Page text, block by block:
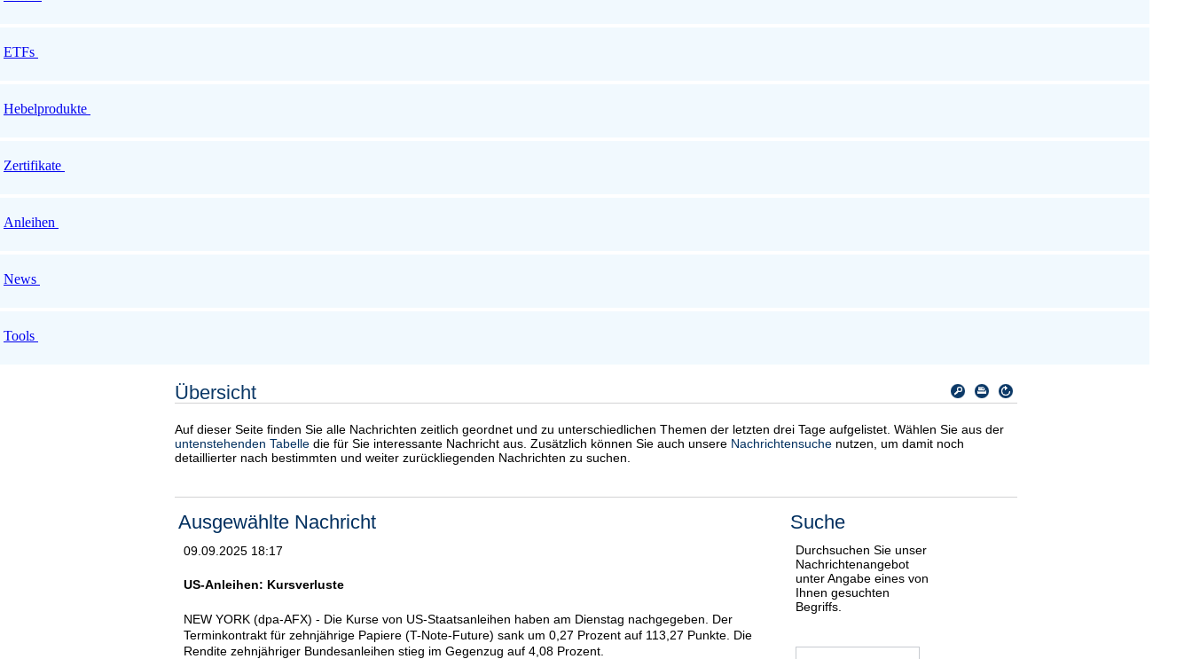
ETFs
Hebelprodukte
Zertifikate
Anleihen
News
Tools
Übersicht
Auf dieser Seite finden Sie alle Nachrichten zeitlich geordnet und zu unterschiedlichen Themen der letzten drei Tage aufgelistet. Wählen Sie aus der
untenstehenden Tabelle die für Sie interessante Nachricht aus. Zusätzlich können Sie auch unsere Nachrichtensuche nutzen, um damit noch
detaillierter nach bestimmten und weiter zurückliegenden Nachrichten zu suchen.
Ausgewählte Nachricht
09.09.2025 18:17
US-Anleihen: Kursverluste
NEW YORK (dpa-AFX) - Die Kurse von US-Staatsanleihen haben am Dienstag nachgegeben. Der
Terminkontrakt für zehnjährige Papiere (T-Note-Future) sank um 0,27 Prozent auf 113,27 Punkte. Die
Rendite zehnjähriger Bundesanleihen stieg im Gegenzug auf 4,08 Prozent.
Suche
Durchsuchen Sie unser
Nachrichtenangebot
unter Angabe eines von
Ihnen gesuchten
Begriffs.